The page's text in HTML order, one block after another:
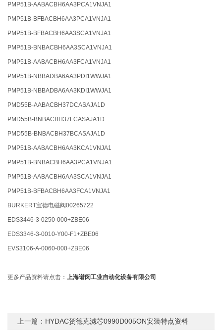
PMP51B-AABACBH6AA3PCA1VNJA1
PMP51B-BFBACBH6AA3PCA1VNJA1
PMP51B-BFBACBH6AA3SCA1VNJA1
PMP51B-BNBACBH6AA3SCA1VNJA1
PMP51B-AABACBH6AA3FCA1VNJA1
PMP51B-NBBADBA6AA3PDI1WWJA1
PMP51B-NBBADBA6AA3KDI1WWJA1
PMD55B-AABACBH37DCASAJA1D
PMD55B-BNBACBH37LCASAJA1D
PMD55B-BNBACBH37BCASAJA1D
PMP51B-AABACBH6AA3KCA1VNJA1
PMP51B-BNBACBH6AA3PCA1VNJA1
PMP51B-AABACBH6AA3SCA1VNJA1
PMP51B-BFBACBH6AA3FCA1VNJA1
BURKERT宝德电磁阀00265722
EDS3446-3-0250-000+ZBE06
EDS3346-3-0010-Y00-F1+ZBE06
EVS3106-A-0060-000+ZBE06
更多产品资料请点击：上海谱闵工业自动化设备有限公司
上一篇： HYDAC贺德克滤芯0990D005ON安装特点资料